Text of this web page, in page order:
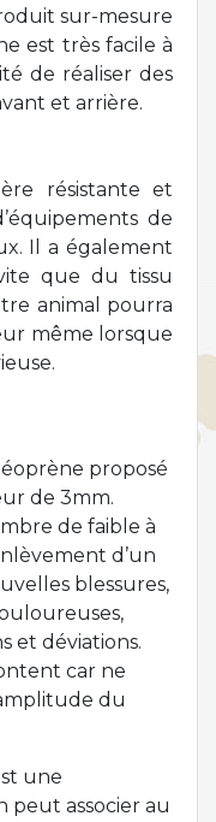
sur-mesure
est très facile à
de réaliser des
et arrière.
résistante et
de
Il a également
que du tissu
animal pourra
même lorsque
proposé
de 3mm.
de faible à
d’un
blessures,
et déviations.
car ne
du
une
peut associer au